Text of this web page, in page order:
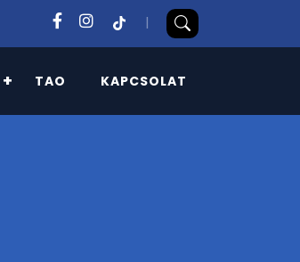
|
TAO KAPCSOLAT